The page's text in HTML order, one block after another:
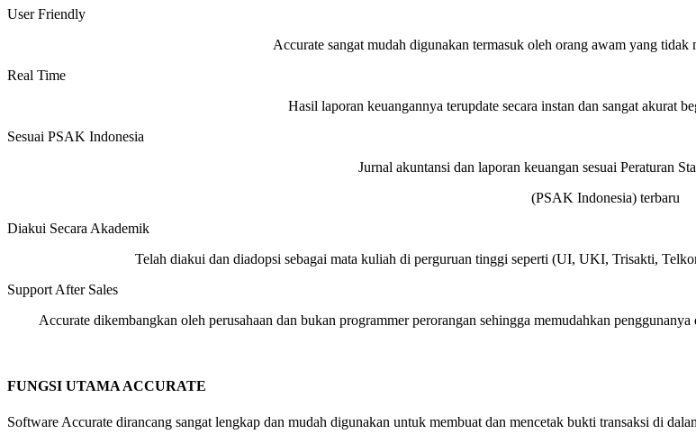
User Friendly
Accurate sangat mudah digunakan termasuk oleh orang awam yang
Real Time
Hasil laporan keuangannya terupdate secara instan dan sangat akurat
Sesuai PSAK Indonesia
Jurnal akuntansi dan laporan keuangan sesuai Peraturan
(PSAK Indonesia) terbaru
Diakui Secara Akademik
Telah diakui dan diadopsi sebagai mata kuliah di perguruan tinggi seperti (UI, UKI, Trisakti,
Support After Sales
Accurate dikembangkan oleh perusahaan dan bukan programmer perorangan sehingga memudahkan
FUNGSI UTAMA ACCURATE
Software Accurate dirancang sangat lengkap dan mudah digunakan untuk membuat dan mencetak bukti transaksi di